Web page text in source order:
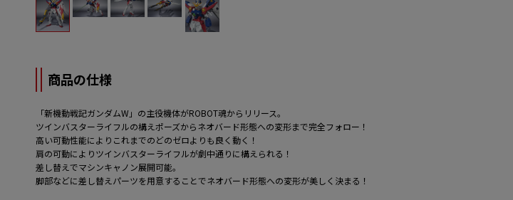
商品の仕様
「新機動戦記ガンダムW」の主役機体がROBOT魂からリリース。
ツインバスターライフルの構えポーズからネオバード形態への変形まで完全フォロー！
高い可動性能によりこれまでのどのゼロよりも良く動く！
肩の可動によりツインバスターライフルが劇中通りに構えられる！
差し替えでマシンキャノン展開可能。
脚部などに差し替えパーツを用意することでネオバード形態への変形が美しく決まる！